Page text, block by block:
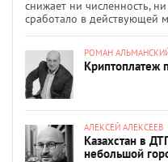
снижает ни численность,
сработало в действующей
РОМАН
Криптоплатеж
АЛЕКСЕЙ АЛЕКСЕЕВ
Казахстан в
небольшой